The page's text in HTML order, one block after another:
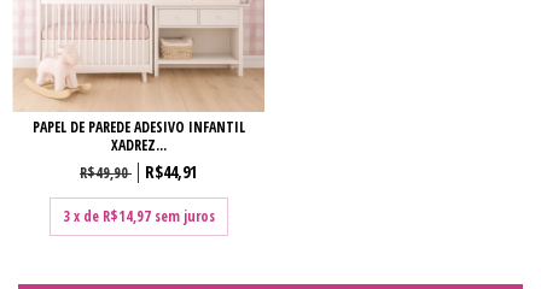
PAPEL DE PAREDE ADESIVO INFANTIL
XADREZ...
R$49,90
R$44,91
3 x de R$14,97 sem juros